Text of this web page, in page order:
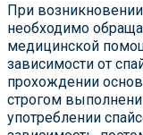
При
необходимо
медицинской
зависимости от
прохождении
строгом
употреблении